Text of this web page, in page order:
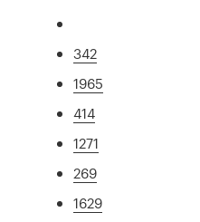
342
1965
414
1271
269
1629